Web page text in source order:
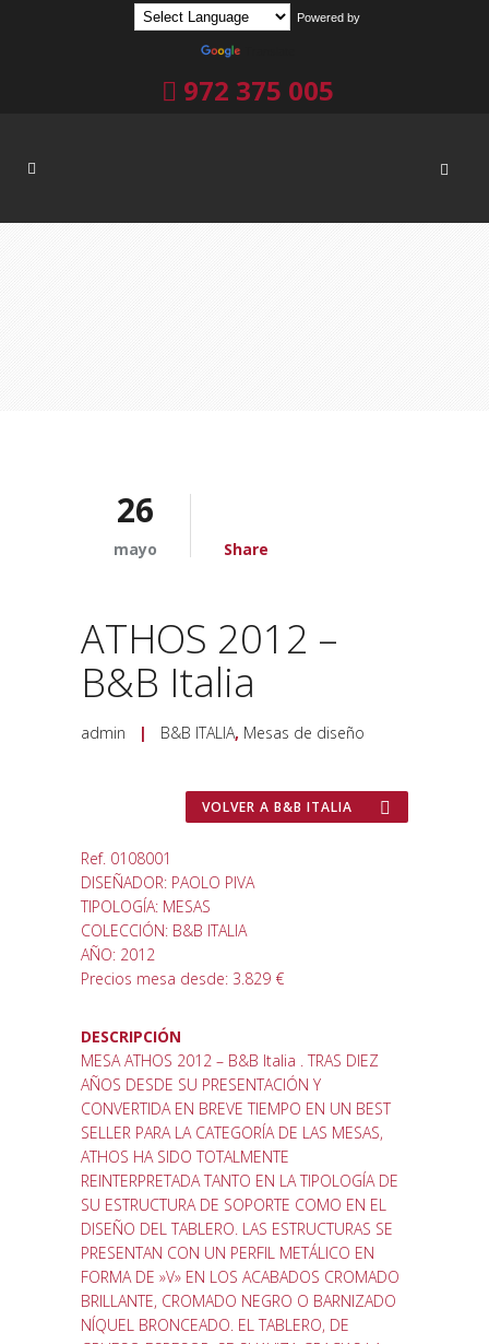
Powered by
972 375 005
26
mayo Share
ATHOS 2012 –
B&B Italia
admin | B&B ITALIA, Mesas de diseño
VOLVER A B&B ITALIA
Ref. 0108001
DISEÑADOR: PAOLO PIVA
TIPOLOGÍA: MESAS
COLECCIÓN: B&B ITALIA
AÑO: 2012
Precios mesa desde: 3.829 €
DESCRIPCIÓN
MESA ATHOS 2012 – B&B Italia . TRAS DIEZ
AÑOS DESDE SU PRESENTACIÓN Y
CONVERTIDA EN BREVE TIEMPO EN UN BEST
SELLER PARA LA CATEGORÍA DE LAS MESAS,
ATHOS HA SIDO TOTALMENTE
REINTERPRETADA TANTO EN LA TIPOLOGÍA DE
SU ESTRUCTURA DE SOPORTE COMO EN EL
DISEÑO DEL TABLERO. LAS ESTRUCTURAS SE
PRESENTAN CON UN PERFIL METÁLICO EN
FORMA DE »V» EN LOS ACABADOS CROMADO
BRILLANTE, CROMADO NEGRO O BARNIZADO
NÍQUEL BRONCEADO. EL TABLERO, DE